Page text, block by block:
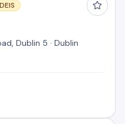
DEIS
Dublin 5 · Dublin